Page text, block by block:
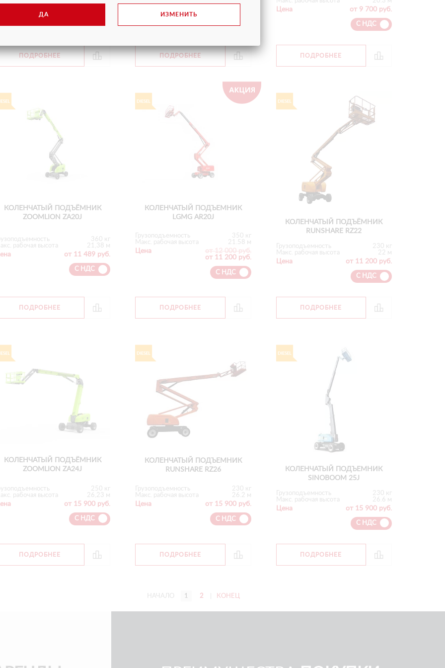
от 9 150 руб.
ПОДРОБНЕЕ ПОДРОБНЕЕ
Цена от 9 700 руб.
С НДС
ПОДРОБНЕЕ
КОЛЕНЧАТЫЙ ПОДЪЁМНИК
ZOOMLION ZA20J
360 кг
рабочая высота
21,38 м
от 11 489 руб.
С НДС
ПОДРОБНЕЕ
КОЛЕНЧАТЫЙ ПОДЪЕМНИК
LGMG AR20J
Грузоподъемность
350 кг
Макс. рабочая высота
21.58 м
Цена
от 12 000 руб.
от 11 200 руб.
С НДС
ПОДРОБНЕЕ
КОЛЕНЧАТЫЙ ПОДЪЁМНИК
RUNSHARE RZ22
Грузоподъемность
230 кг
Макс. рабочая высота
22 м
Цена от 11 200 руб.
С НДС
ПОДРОБНЕЕ
КОЛЕНЧАТЫЙ ПОДЪЁМНИК
ZOOMLION ZA24J
250 кг
рабочая высота
26,23 м
от 15 900 руб.
С НДС
ПОДРОБНЕЕ
КОЛЕНЧАТЫЙ ПОДЪЕМНИК
RUNSHARE RZ26
Грузоподъемность
230 кг
Макс. рабочая высота
26.2 м
Цена от 15 900 руб.
С НДС
ПОДРОБНЕЕ
КОЛЕНЧАТЫЙ ПОДЪЕМНИК
SINOBOOM 25J
Грузоподъемность
230 кг
Макс. рабочая высота
26.6 м
Цена от 15 900 руб.
С НДС
ПОДРОБНЕЕ
НАЧАЛО 1 2 КОНЕЦ
ДА ИЗМЕНИТЬ